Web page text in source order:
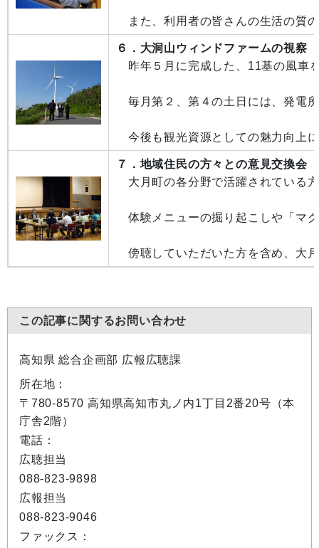
また、利用者の皆さんの生活の質
６．大洞山ウィンドファームの視察
昨年５月に完成した、11基の風車
毎月第２、第４の土日には、発電
今後も観光資源としての魅力向上
７．地域住民の方々との意見交換会
大月町の各分野で活躍されている
体験メニューの掘り起こしや「マ
傍聴していただいた方を含め、大
この記事に関するお問い合わせ
高知県 総合企画部 広報広聴課
所在地：
〒780-8570 高知県高知市丸ノ内1丁目2番20号（本
庁舎2階）
電話：
広聴担当
088-823-9898
広報担当
088-823-9046
ファックス：